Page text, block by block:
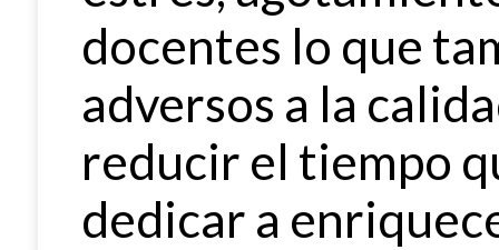
docentes lo que
adversos a la
reducir el tiempo
dedicar a